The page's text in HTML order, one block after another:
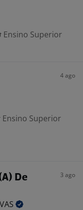
Ensino Superior
4 ago
Ensino Superior
De
3 ago